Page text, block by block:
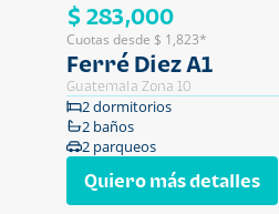
$ 283,000
Cuotas desde $ 1,823*
Ferré Diez A1
Guatemala Zona 10
2 dormitorios
2 baños
2 parqueos
Quiero más detalles